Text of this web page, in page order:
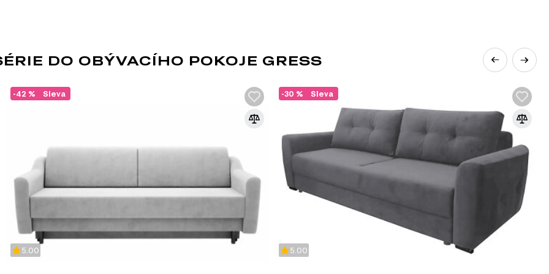
DŘEVOTŘÍSKA + MDF
Kombinovaná fasáda z DTD a MDF je oblíbeným řešením v nábytkářském průmyslu
díky kombinaci výhod obou materiálů. Taková fasáda spojuje stabilitu a ekonomičnost
DTD s hladkým a esteticky přitažlivým povrchem MDF, což umožňuje vytvářet
Výhody kombinované fasády z DTD a MDF:
Ekonomičnost: DTD je cenově dostupnější materiál, což pomáhá snižovat náklady na výrobu
nábytku. MDF se používá k vytvoření estetických částí, jako jsou dekorativní panely nebo čelní
plochy.
Pevnost a stabilita: DTD zajišťuje pevnost a stabilitu konstrukce, zatímco MDF dodává hladkost a
DO OBÝVACÍHO POKOJE GRESS
Sleva
-42 %
5.00
Sleva
-30 %
5.00